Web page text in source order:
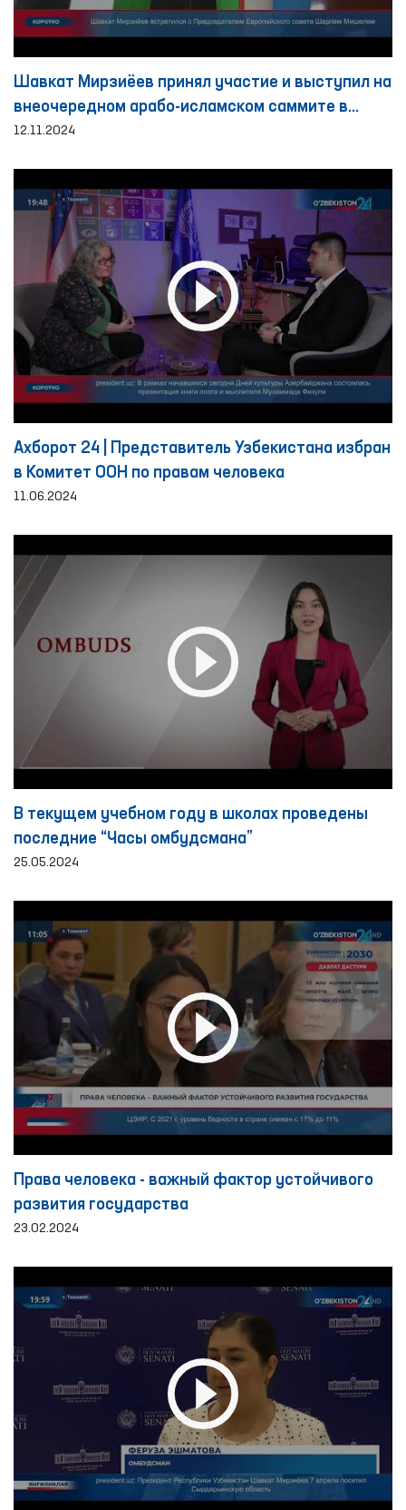
Шавкат Мирзиёев принял участие и выступил на
внеочередном арабо-исламском саммите в
городе Эр-Рияде
12.11.2024
Ахборот 24 | Представитель Узбекистана избран
в Комитет ООН по правам человека
11.06.2024
В текущем учебном году в школах проведены
последние “Часы омбудсмана”
25.05.2024
Права человека - важный фактор устойчивого
развития государства
23.02.2024